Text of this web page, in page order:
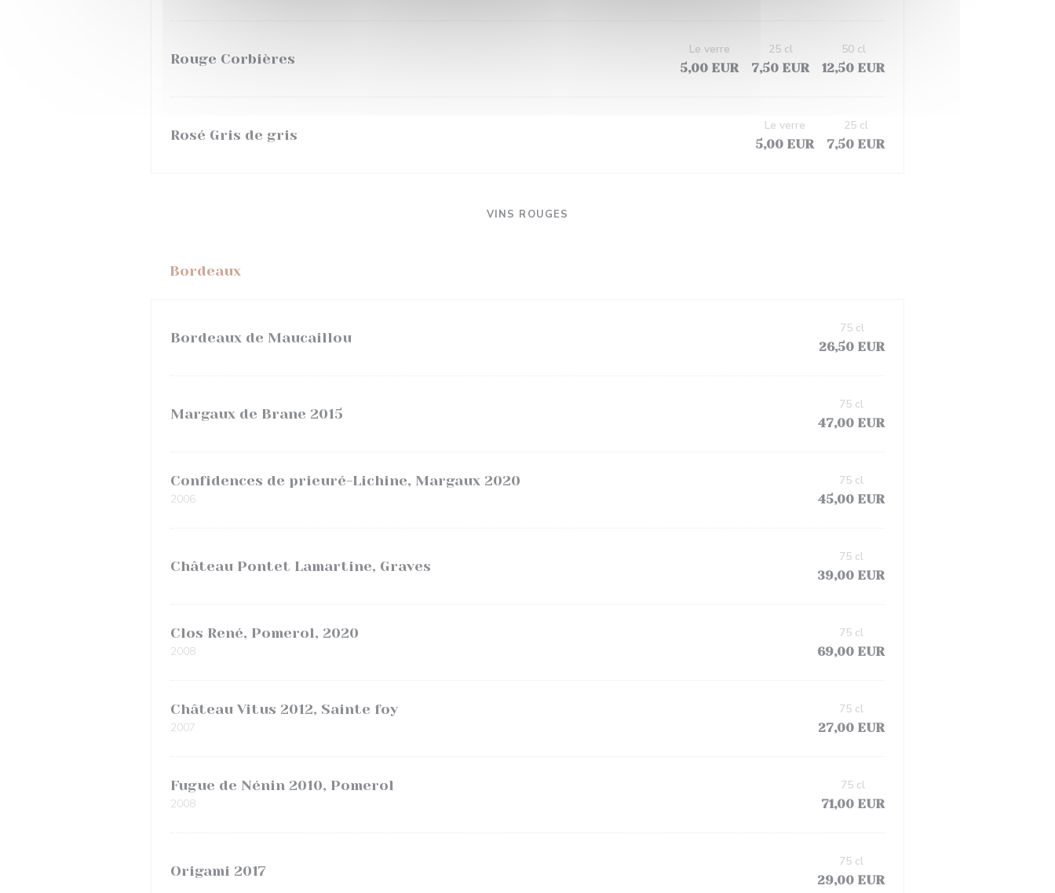
Rouge Corbières
5,00 EUR
Le verre
7,50 EUR
25 cl
12,50 EUR
50 cl
Rosé Gris de gris
5,00 EUR
Le verre
7,50 EUR
25 cl
VINS ROUGES
Bordeaux
Bordeaux de Maucaillou
26,50 EUR
75 cl
Margaux de Brane 2015
47,00 EUR
75 cl
Confidences de prieuré-Lichine, Margaux 2020
2006 45,00 EUR
75 cl
Château Pontet Lamartine, Graves
39,00 EUR
75 cl
Clos René, Pomerol, 2020
2008 69,00 EUR
75 cl
Château Vitus 2012, Sainte foy
2007 27,00 EUR
75 cl
Fugue de Nénin 2010, Pomerol
2008 71,00 EUR
75 cl
Origami 2017
29,00 EUR
75 cl